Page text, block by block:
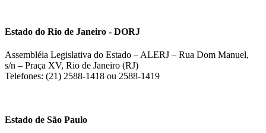
Estado do Rio de Janeiro - DORJ
Assembléia Legislativa do Estado – ALERJ – Rua Dom Manuel,
s/n – Praça XV, Rio de Janeiro (RJ)
Telefones: (21) 2588-1418 ou 2588-1419
Estado de São Paulo